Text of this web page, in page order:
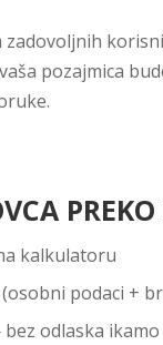
zadovoljnih
pozajmica
kalkulatoru
podaci +
odlaska ikamo